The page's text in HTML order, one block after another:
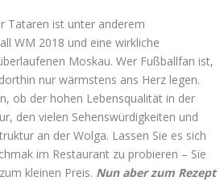
Tataren ist unter anderem
WM 2018 und eine wirkliche
Moskau. Wer Fußballfan ist,
nur wärmstens ans Herz legen.
ob der hohen Lebensqualität in der
den vielen Sehenswürdigkeiten und
an der Wolga. Lassen Sie es sich
im Restaurant zu probieren – Sie
kleinen Preis. Nun aber zum Rezept